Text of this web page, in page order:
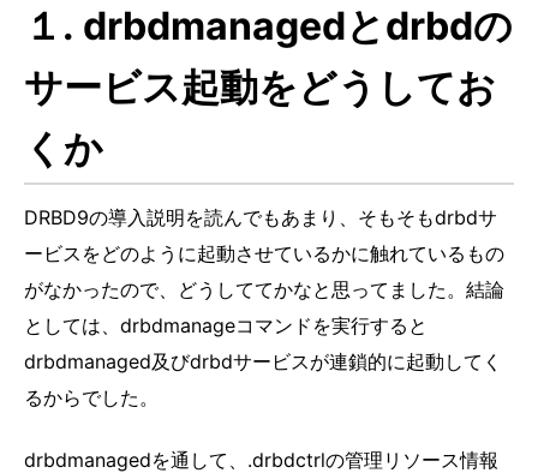
１. drbdmanagedとdrbdの
サービス起動をどうしてお
くか
DRBD9の導入説明を読んでもあまり、そもそもdrbdサ
ービスをどのように起動させているかに触れているもの
がなかったので、どうしててかなと思ってました。結論
としては、drbdmanageコマンドを実行すると
drbdmanaged及びdrbdサービスが連鎖的に起動してく
るからでした。
drbdmanagedを通して、.drbdctrlの管理リソース情報